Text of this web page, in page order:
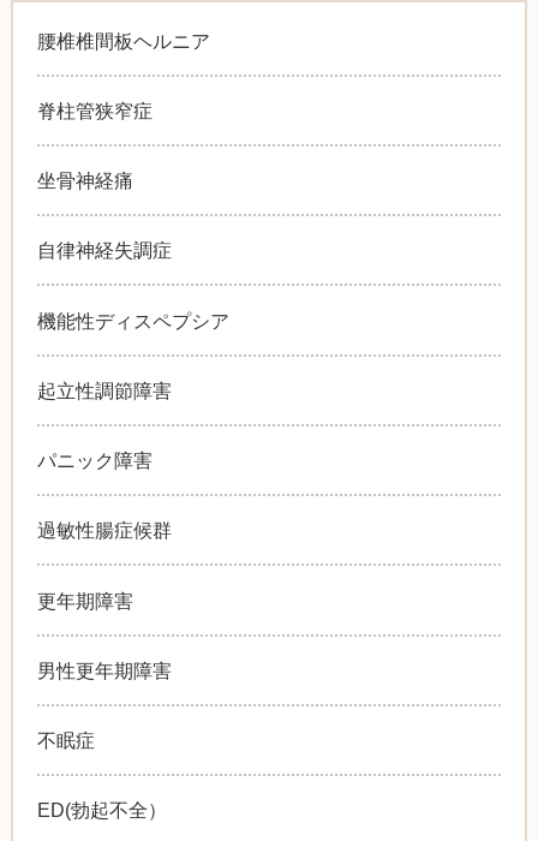
腰椎椎間板ヘルニア
脊柱管狭窄症
坐骨神経痛
自律神経失調症
機能性ディスペプシア
起立性調節障害
パニック障害
過敏性腸症候群
更年期障害
男性更年期障害
不眠症
ED(勃起不全）